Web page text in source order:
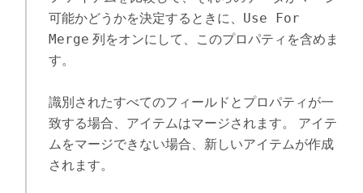
可能かどうかを決定するときに、 Use For
Merge 列をオンにして、このプロパティを含めま
す。
識別されたすべてのフィールドとプロパティが一
致する場合、アイテムはマージされます。 アイテ
ムをマージできない場合、新しいアイテムが作成
されます。